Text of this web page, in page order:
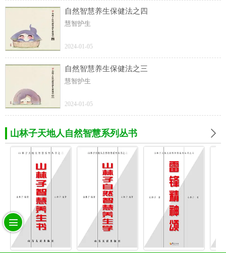
自然智慧养生保健法之四
慧智护生
2024-01-05
自然智慧养生保健法之三
慧智护生
2024-01-05
山林子天地人自然智慧系列丛书